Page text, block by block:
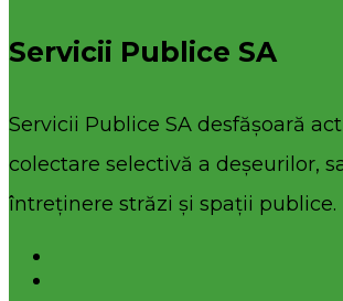
Servicii Publice SA
Servicii Publice SA desfășoară
colectare selectivă a deșeurilor,
întreținere străzi și spații publice.